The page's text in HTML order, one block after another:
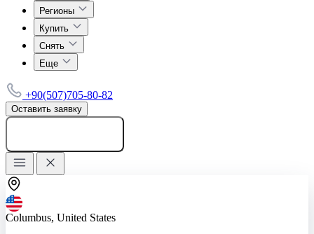
Регионы
Купить
Снять
Еще
+90(507)705-80-82
Оставить заявку
Columbus, United States